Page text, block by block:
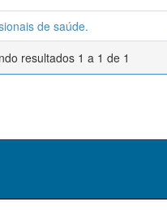
de saúde.
resultados 1 a 1 de 1